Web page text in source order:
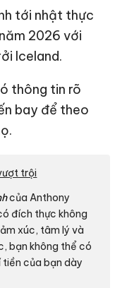
tới nhật thực
2026 với
Iceland.
thông tin rõ
bay để theo
trội
của Anthony
đích thực không
xúc, tâm lý và
bạn không thể có
của bạn dày